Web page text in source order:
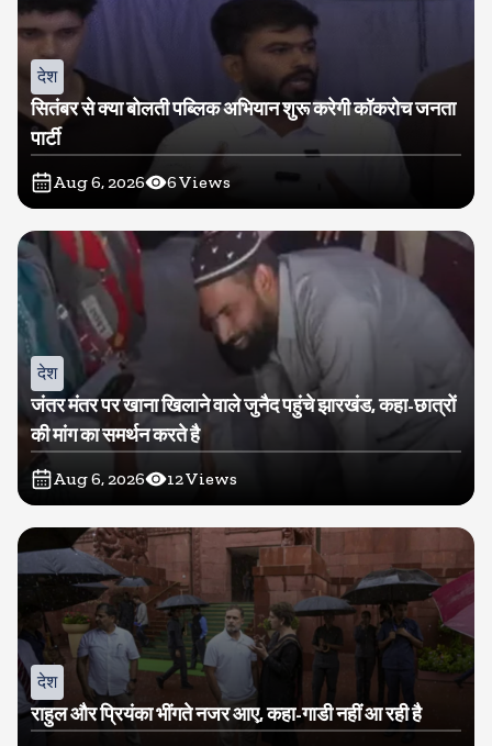
देश
सितंबर से क्या बोलती पब्लिक अभियान शुरू करेगी कॉकरोच जनता
पार्टी
Aug 6, 2026 6Views
देश
जंतर मंतर पर खाना खिलाने वाले जुनैद पहुंचे झारखंड, कहा-छात्रों
की मांग का समर्थन करते है
Aug 6, 2026 12Views
देश
राहुल और प्रियंका भींगते नजर आए, कहा-गाडी नहीं आ रही है